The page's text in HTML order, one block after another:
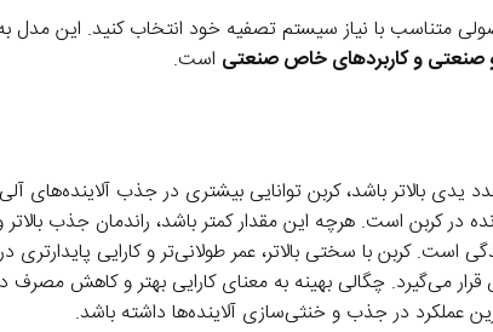
صنعتی و کاربردهای خاص صنعتی است.
بالاتر باشد، کربن توانایی بیشتری در جذب آلاینده‌های آلی
در کربن است. هرچه این مقدار کمتر باشد، راندمان جذب
کربن با سختی بالاتر، عمر طولانی‌تر و کارایی
می‌گیرد. چگالی بهینه به معنای کارایی بهتر و کاهش مصرف